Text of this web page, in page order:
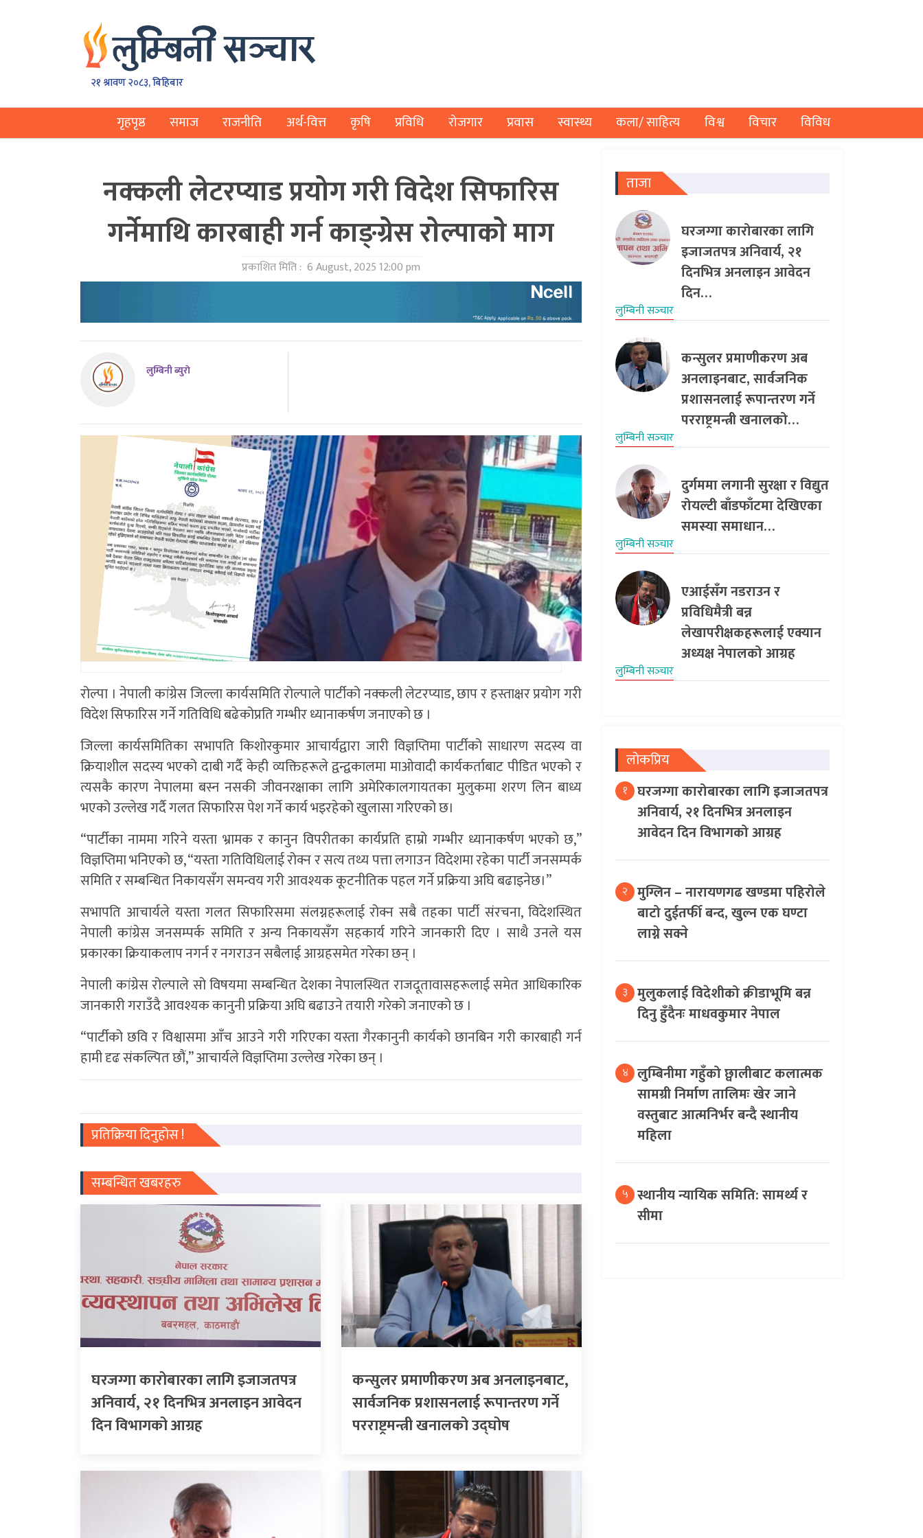
२१ श्रावण २०८३, बिहिबार
गृहपृष्ठ समाज राजनीति अर्थ-वित्त कृषि प्रविधि रोजगार प्रवास स्वास्थ्य कला/ साहित्य विश्व विचार विविध
नक्कली लेटरप्याड प्रयोग गरी विदेश सिफारिस
गर्नेमाथि कारबाही गर्न काङ्ग्रेस राेल्पाकाे माग
प्रकाशित मिति : 6 August, 2025 12:00 pm
लुम्बिनी ब्युराे
रोल्पा । नेपाली कांग्रेस जिल्ला कार्यसमिति रोल्पाले पार्टीको नक्कली लेटरप्याड, छाप र हस्ताक्षर प्रयोग गरी
विदेश सिफारिस गर्ने गतिविधि बढेकोप्रति गम्भीर ध्यानाकर्षण जनाएको छ ।
जिल्ला कार्यसमितिका सभापति किशोरकुमार आचार्यद्वारा जारी विज्ञप्तिमा पार्टीको साधारण सदस्य वा
क्रियाशील सदस्य भएको दाबी गर्दै केही व्यक्तिहरूले द्वन्द्वकालमा माओवादी कार्यकर्ताबाट पीडित भएको र
त्यसकै कारण नेपालमा बस्न नसकी जीवनरक्षाका लागि अमेरिकालगायतका मुलुकमा शरण लिन बाध्य
भएको उल्लेख गर्दै गलत सिफारिस पेश गर्ने कार्य भइरहेको खुलासा गरिएको छ।
“पार्टीका नाममा गरिने यस्ता भ्रामक र कानुन विपरीतका कार्यप्रति हाम्रो गम्भीर ध्यानाकर्षण भएको छ,”
विज्ञप्तिमा भनिएको छ, “यस्ता गतिविधिलाई रोक्न र सत्य तथ्य पत्ता लगाउन विदेशमा रहेका पार्टी जनसम्पर्क
समिति र सम्बन्धित निकायसँग समन्वय गरी आवश्यक कूटनीतिक पहल गर्ने प्रक्रिया अघि बढाइनेछ।”
सभापति आचार्यले यस्ता गलत सिफारिसमा संलग्नहरूलाई रोक्न सबै तहका पार्टी संरचना, विदेशस्थित
नेपाली कांग्रेस जनसम्पर्क समिति र अन्य निकायसँग सहकार्य गरिने जानकारी दिए । साथै उनले यस
प्रकारका क्रियाकलाप नगर्न र नगराउन सबैलाई आग्रहसमेत गरेका छन् ।
नेपाली कांग्रेस रोल्पाले सो विषयमा सम्बन्धित देशका नेपालस्थित राजदूतावासहरूलाई समेत आधिकारिक
जानकारी गराउँदै आवश्यक कानुनी प्रक्रिया अघि बढाउने तयारी गरेको जनाएको छ ।
“पार्टीको छवि र विश्वासमा आँच आउने गरी गरिएका यस्ता गैरकानुनी कार्यको छानबिन गरी कारबाही गर्न
हामी दृढ संकल्पित छौं,” आचार्यले विज्ञप्तिमा उल्लेख गरेका छन् ।
प्रतिक्रिया दिनुहोस !
सम्बन्धित खबरहरु
घरजग्गा कारोबारका लागि इजाजतपत्र
अनिवार्य, २१ दिनभित्र अनलाइन आवेदन
दिन विभागको आग्रह
कन्सुलर प्रमाणीकरण अब अनलाइनबाट,
सार्वजनिक प्रशासनलाई रूपान्तरण गर्ने
परराष्ट्रमन्त्री खनालको उद्घोष
ताजा
घरजग्गा कारोबारका लागि
इजाजतपत्र अनिवार्य, २१
दिनभित्र अनलाइन आवेदन
दिन…
लुम्बिनी सञ्‍चार
कन्सुलर प्रमाणीकरण अब
अनलाइनबाट, सार्वजनिक
प्रशासनलाई रूपान्तरण गर्ने
परराष्ट्रमन्त्री खनालको…
लुम्बिनी सञ्‍चार
दुर्गममा लगानी सुरक्षा र विद्युत
रोयल्टी बाँडफाँटमा देखिएका
समस्या समाधान…
लुम्बिनी सञ्‍चार
एआईसँग नडराउन र
प्रविधिमैत्री बन्न
लेखापरीक्षकहरूलाई एक्यान
अध्यक्ष नेपालको आग्रह
लुम्बिनी सञ्‍चार
लोकप्रिय
१ घरजग्गा कारोबारका लागि इजाजतपत्र
अनिवार्य, २१ दिनभित्र अनलाइन
आवेदन दिन विभागको आग्रह
२ मुग्लिन – नारायणगढ खण्डमा पहिरोले
बाटो दुईतर्फी बन्द, खुल्न एक घण्टा
लाग्ने सक्ने
३ मुलुकलाई विदेशीको क्रीडाभूमि बन्न
दिनु हुँदैनः माधवकुमार नेपाल
४ लुम्बिनीमा गहुँको छ्वालीबाट कलात्मक
सामग्री निर्माण तालिमः खेर जाने
वस्तुबाट आत्मनिर्भर बन्दै स्थानीय
महिला
५ स्थानीय न्यायिक समिति: सामर्थ्य र
सीमा